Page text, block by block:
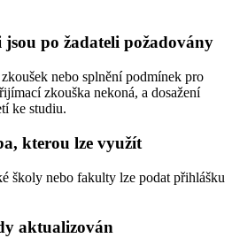
jsou po žadateli požadovány
nebo splnění podmínek pro
zkouška nekoná, a dosažení
ke studiu.
kterou lze využít
školy nebo fakulty lze podat přihlášku
aktualizován